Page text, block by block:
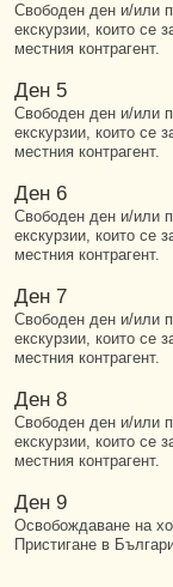
Свободен ден и/или
екскурзии, които се
местния контрагент.
Ден 5
Свободен ден и/или
екскурзии, които се
местния контрагент.
Ден 6
Свободен ден и/или
екскурзии, които се
местния контрагент.
Ден 7
Свободен ден и/или
екскурзии, които се
местния контрагент.
Ден 8
Свободен ден и/или
екскурзии, които се
местния контрагент.
Ден 9
Освобождаване на
Пристигане в